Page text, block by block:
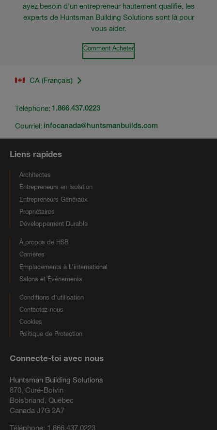
ayez besoin d'un entrepreneur hautement qualifié, les
experts de Huntsman Building Solutions sont là pour
vous aider.
Comment Acheter
CA (Français)
Téléphone: 1.866.437.0223
Courriel: infocanada@huntsmanbuilds.com
Liens rapides
Architectes
Entrepreneurs en Isolation
Entrepreneurs Généraux
Propriétaires
Développement Durable
À propos de HSB
Carrières
Emplacements à L’international
Salons et Événements
Conditions d'utilisation
Contactez-nous
Cookies
Politique de Protection
Connecte-toi avec nous
Huntsman Building Solutions
870, Curé-Boivin
Boisbriand, Québec
Canada J7G 2A7
Téléphone: 1.866.437.0223